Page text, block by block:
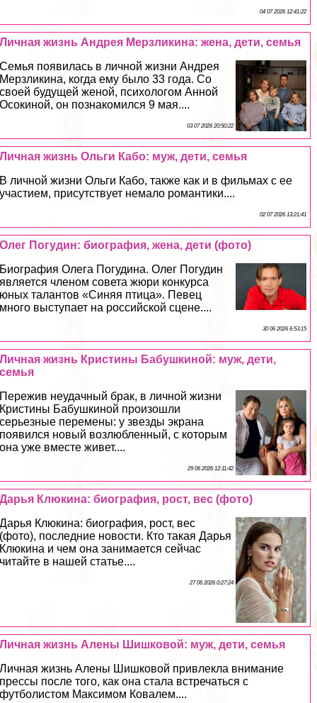
04 07 2026 12:41:22
Личная жизнь Андрея Мерзликина: жена, дети, семья
Семья появилась в личной жизни Андрея
Мерзликина, когда ему было 33 года. Со
своей будущей женой, психологом Анной
Осокиной, он познакомился 9 мая....
03 07 2026 20:50:22
Личная жизнь Ольги Кабо: муж, дети, семья
В личной жизни Ольги Кабо, также как и в фильмах с ее
участием, присутствует немало романтики....
02 07 2026 13:21:41
Олег Погудин: биография, жена, дети (фото)
Биография Олега Погудина. Олег Погудин
является члeном совета жюри конкурса
юных талантов «Синяя птица». Певец
много выступает на российской сцене....
30 06 2026 6:53:15
Личная жизнь Кристины Бабушкиной: муж, дети,
семья
Пережив неудачный бpaк, в личной жизни
Кристины Бабушкиной произошли
серьезные перемены: у звезды экрана
появился новый возлюбленный, с которым
она уже вместе живет....
29 06 2026 12:11:42
Дарья Клюкина: биография, рост, вес (фото)
Дарья Клюкина: биография, рост, вес
(фото), последние новости. Кто такая Дарья
Клюкина и чем она занимается сейчас
читайте в нашей статье....
27 06 2026 0:27:24
Личная жизнь Алены Шишковой: муж, дети, семья
Личная жизнь Алены Шишковой привлекла внимание
прессы после того, как она стала встречаться с
футболистом Максимом Ковалем....